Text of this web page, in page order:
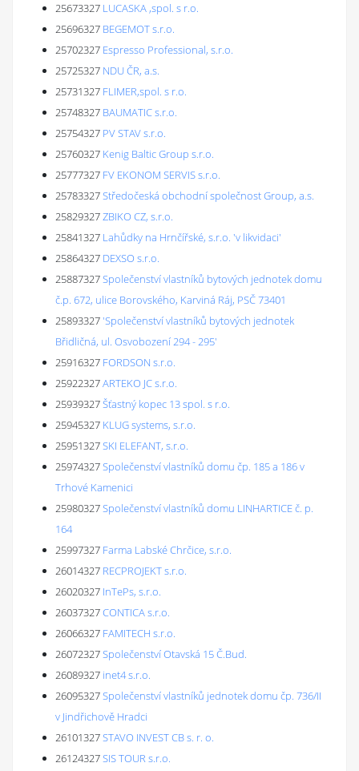
25673327 LUCASKA ,spol. s r.o.
25696327 BEGEMOT s.r.o.
25702327 Espresso Professional, s.r.o.
25725327 NDU ČR, a.s.
25731327 FLIMER,spol. s r.o.
25748327 BAUMATIC s.r.o.
25754327 PV STAV s.r.o.
25760327 Kenig Baltic Group s.r.o.
25777327 FV EKONOM SERVIS s.r.o.
25783327Středočeská obchodní společnost Group, a.s.
25829327ZBIKO CZ, s.r.o.
25841327 Lahůdky na Hrnčířské, s.r.o. 'v likvidaci'
25864327 DEXSO s.r.o.
25887327Společenství vlastníků bytových jednotek domu
č.p. 672, ulice Borovského, Karviná Ráj, PSČ 73401
25893327'Společenství vlastníků bytových jednotek
Břidličná, ul. Osvobození 294 - 295'
25916327 FORDSON s.r.o.
25922327ARTEKO JC s.r.o.
25939327Šťastný kopec 13 spol. s r.o.
25945327 KLUG systems, s.r.o.
25951327SKI ELEFANT, s.r.o.
25974327Společenství vlastníků domu čp. 185 a 186 v
Trhové Kamenici
25980327Společenství vlastníků domu LINHARTICE č. p.
164
25997327 Farma Labské Chrčice, s.r.o.
26014327 RECPROJEKT s.r.o.
26020327 InTePs, s.r.o.
26037327CONTICA s.r.o.
26066327 FAMITECH s.r.o.
26072327Společenství Otavská 15 Č.Bud.
26089327 inet4 s.r.o.
26095327Společenství vlastníků jednotek domu čp. 736/II
v Jindřichově Hradci
26101327STAVO INVEST CB s. r. o.
26124327SIS TOUR s.r.o.